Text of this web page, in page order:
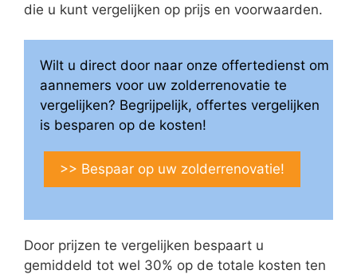
die u kunt vergelijken op prijs en voorwaarden.
Wilt u direct door naar onze offertedienst om
aannemers voor uw zolderrenovatie te
vergelijken? Begrijpelijk, offertes vergelijken
is besparen op de kosten!
>> Bespaar op uw zolderrenovatie!
Door prijzen te vergelijken bespaart u
gemiddeld tot wel 30% op de totale kosten ten